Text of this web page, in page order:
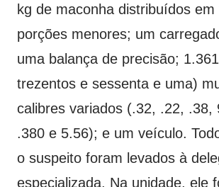
kg de maconha distribuídos em
porções menores; um
uma balança de precisão;
trezentos e sessenta e uma)
calibres variados (.32, .22, .38,
.380 e 5.56); e um veículo.
o suspeito foram levados à
especializada. Na unidade, ele